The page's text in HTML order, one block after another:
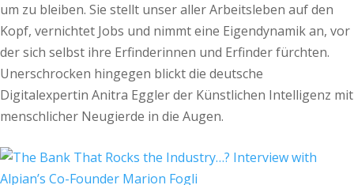
um zu bleiben. Sie stellt unser aller Arbeitsleben auf den
Kopf, vernichtet Jobs und nimmt eine Eigendynamik an, vor
der sich selbst ihre Erfinderinnen und Erfinder fürchten.
Unerschrocken hingegen blickt die deutsche
Digitalexpertin Anitra Eggler der Künstlichen Intelligenz mit
menschlicher Neugierde in die Augen.